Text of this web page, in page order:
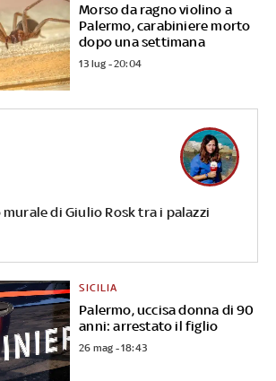
Morso da ragno violino a
Palermo, carabiniere morto
dopo una settimana
13 lug - 20:04
di Giulio Rosk tra i palazzi
Palermo, uccisa donna di 90
anni: arrestato il figlio
SICILIA
26 mag - 18:43